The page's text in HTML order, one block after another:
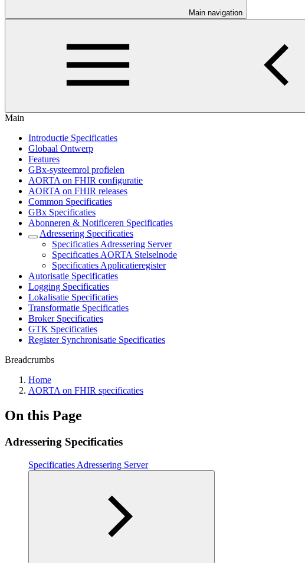
Main navigation
Main
Introductie Specificaties
Globaal Ontwerp
Features
GBx-systeemrol profielen
AORTA on FHIR configuratie
AORTA on FHIR releases
Common Specificaties
GBx Specificaties
Abonneren & Notificeren Specificaties
Adressering Specificaties
Specificaties Adressering Server
Specificaties AORTA Stelselnode
Specificaties Applicatieregister
Autorisatie Specificaties
Logging Specificaties
Lokalisatie Specificaties
Transformatie Specificaties
Broker Specificaties
GTK Specificaties
Register Synchronisatie Specificaties
Breadcrumbs
Home
AORTA on FHIR specificaties
On this Page
Adressering Specificaties
Specificaties Adressering Server